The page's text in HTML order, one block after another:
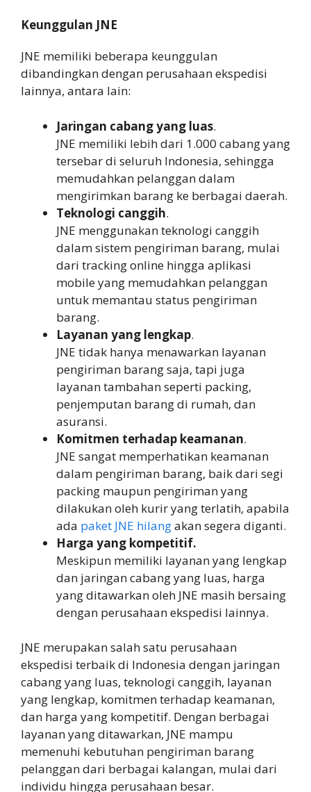
Keunggulan JNE
JNE memiliki beberapa keunggulan
dibandingkan dengan perusahaan ekspedisi
lainnya, antara lain:
Jaringan cabang yang luas.
JNE memiliki lebih dari 1.000 cabang yang
tersebar di seluruh Indonesia, sehingga
memudahkan pelanggan dalam
mengirimkan barang ke berbagai daerah.
Teknologi canggih.
JNE menggunakan teknologi canggih
dalam sistem pengiriman barang, mulai
dari tracking online hingga aplikasi
mobile yang memudahkan pelanggan
untuk memantau status pengiriman
barang.
Layanan yang lengkap.
JNE tidak hanya menawarkan layanan
pengiriman barang saja, tapi juga
layanan tambahan seperti packing,
penjemputan barang di rumah, dan
asuransi.
Komitmen terhadap keamanan.
JNE sangat memperhatikan keamanan
dalam pengiriman barang, baik dari segi
packing maupun pengiriman yang
dilakukan oleh kurir yang terlatih, apabila
ada paket JNE hilangakan segera diganti.
Harga yang kompetitif.
Meskipun memiliki layanan yang lengkap
dan jaringan cabang yang luas, harga
yang ditawarkan oleh JNE masih bersaing
dengan perusahaan ekspedisi lainnya.
JNE merupakan salah satu perusahaan
ekspedisi terbaik di Indonesia dengan jaringan
cabang yang luas, teknologi canggih, layanan
yang lengkap, komitmen terhadap keamanan,
dan harga yang kompetitif. Dengan berbagai
layanan yang ditawarkan, JNE mampu
memenuhi kebutuhan pengiriman barang
pelanggan dari berbagai kalangan, mulai dari
individu hingga perusahaan besar.